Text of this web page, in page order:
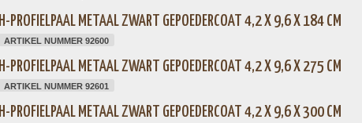
H-PROFIELPAAL METAAL ZWART GEPOEDERCOAT 4,2 X 9,6 X 184 CM
ARTIKEL NUMMER 92600
H-PROFIELPAAL METAAL ZWART GEPOEDERCOAT 4,2 X 9,6 X 275 CM
ARTIKEL NUMMER 92601
H-PROFIELPAAL METAAL ZWART GEPOEDERCOAT 4,2 X 9,6 X 300 CM